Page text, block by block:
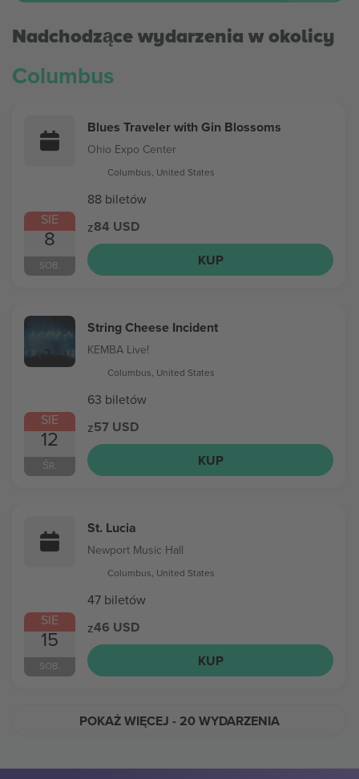
Nadchodzące wydarzenia w okolicy
Columbus
SIE
8
SOB.
Blues Traveler with Gin Blossoms
Ohio Expo Center
Columbus, United States
88 biletów
z84 USD
KUP
SIE
12
ŚR.
String Cheese Incident
KEMBA Live!
Columbus, United States
63 biletów
z57 USD
KUP
SIE
15
SOB.
St. Lucia
Newport Music Hall
Columbus, United States
47 biletów
z46 USD
KUP
POKAŻ WIĘCEJ - 20 WYDARZENIA